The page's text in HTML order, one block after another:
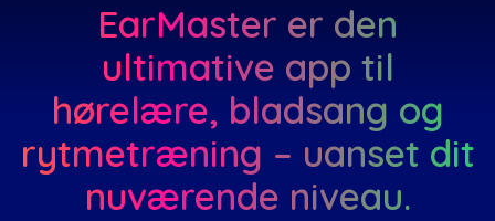
EarMaster er den
ultimative app til
hørelære, bladsang og
rytmetræning – uanset dit
nuværende niveau.